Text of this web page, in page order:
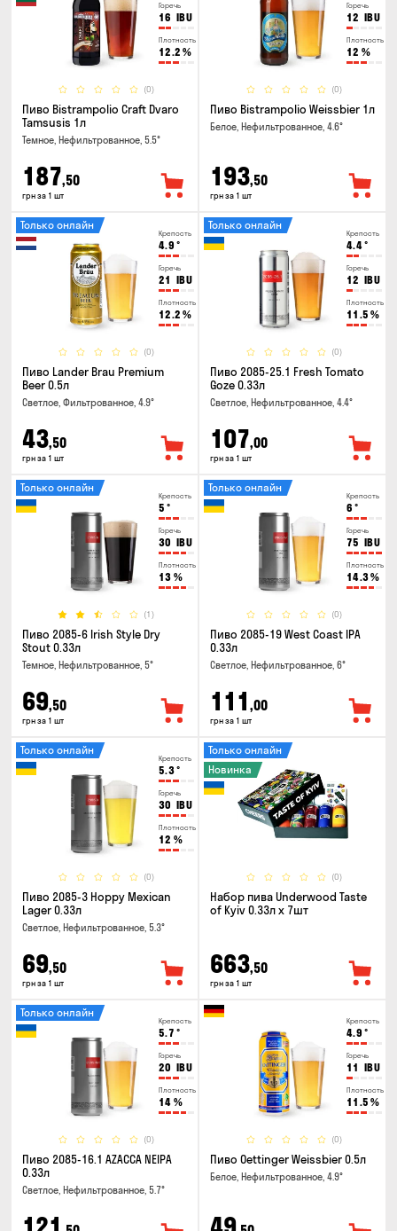
Горечь
16 IBU
Плотность
12.2 %
(0)
Пиво Bistrampolio Craft Dvaro
Tamsusis 1л
Темное, Нефильтрованное, 5.5°
187,50
грн за 1 шт
Горечь
12 IBU
Плотность
12 %
(0)
Пиво Bistrampolio Weissbier 1л
Белое, Нефильтрованное, 4.6°
193,50
грн за 1 шт
Крепость
4.9 °
Горечь
21 IBU
Плотность
12.2 %
(0)
Только онлайн
Пиво Lander Brau Premium
Beer 0.5л
Светлое, Фильтрованное, 4.9°
43,50
грн за 1 шт
Крепость
4.4°
Горечь
12 IBU
Плотность
11.5 %
(0)
Только онлайн
Пиво 2085-25.1 Fresh Tomato
Goze 0.33л
Светлое, Нефильтрованное, 4.4°
107,00
грн за 1 шт
Крепость
5 °
Горечь
30 IBU
Плотность
13 %
(1)
Только онлайн
Пиво 2085-6 Irish Style Dry
Stout 0.33л
Темное, Нефильтрованное, 5°
69,50
грн за 1 шт
Крепость
6 °
Горечь
75 IBU
Плотность
14.3%
(0)
Только онлайн
Пиво 2085-19 West Coast IPA
0.33л
Светлое, Нефильтрованное, 6°
111 ,00
грн за 1 шт
Крепость
5.3°
Горечь
30 IBU
Плотность
12 %
(0)
Только онлайн
Пиво 2085-3 Hoppy Mexican
Lager 0.33л
Светлое, Нефильтрованное, 5.3°
69,50
грн за 1 шт
(0)
Только онлайн
Новинка
Набор пива Underwood Taste
of Kyiv 0.33л x 7шт
663,50
грн за 1 шт
Крепость
5.7 °
Горечь
20 IBU
Плотность
14 %
(0)
Только онлайн
Пиво 2085-16.1 AZACCA NEIPA
0.33л
Светлое, Нефильтрованное, 5.7°
Крепость
4.9 °
Горечь
11 IBU
Плотность
11.5 %
(0)
Пиво Oettinger Weissbier 0.5л
Белое, Нефильтрованное, 4.9°